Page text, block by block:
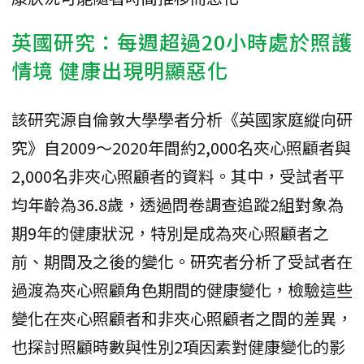
英國研究：每週超過20小時處於照護
情境 健康出現明顯惡化
該研究源自倫敦大學學者分析《英國家庭縱向研
究》自2009～2020年間約2,000名夾心照顧者與
2,000名非夾心照顧者的資料。其中，受試者平
均年齡為36.8歲，透過問卷調查追蹤2組對象為
期9年的健康狀況，特別是成為夾心照顧者之
前、期間及之後的變化。研究者分析了受試者在
過渡為夾心照顧角色期間的健康變化，檢驗這些
變化在夾心照顧者和非夾心照顧者之間的差異，
也探討照顧時數與性別2項因素對健康變化的影